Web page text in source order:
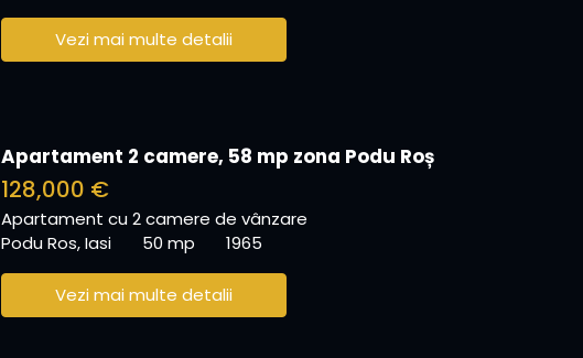
Vezi mai multe detalii
Apartament 2 camere, 58 mp zona Podu Roș
128,000 €
Apartament cu 2 camere de vânzare
Podu Ros, Iasi
50 mp 1965
Vezi mai multe detalii